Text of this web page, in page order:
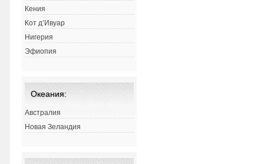
Кения
Кот д’Ивуар
Нигерия
Эфиопия
Океания:
Австралия
Новая Зеландия